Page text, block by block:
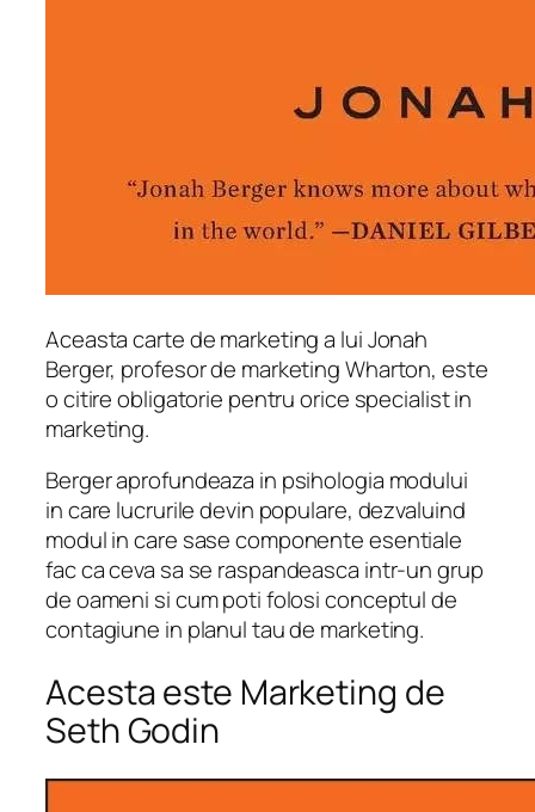
Aceasta carte de marketing a lui Jonah
Berger, profesor de marketing Wharton, este
o citire obligatorie pentru orice specialist in
marketing.
Berger aprofundeaza in psihologia modului
in care lucrurile devin populare, dezvaluind
modul in care sase componente esentiale
fac ca ceva sa se raspandeasca intr-un grup
de oameni si cum poti folosi conceptul de
contagiune in planul tau de marketing.
Acesta este Marketing de
Seth Godin